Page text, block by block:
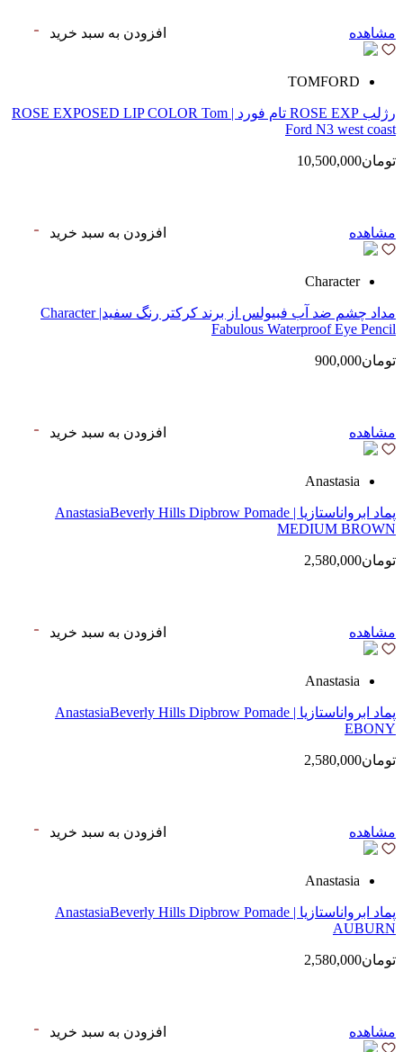
مشاهده افزودن به سبد خرید
TOMFORD
رژلب ROSE EXP تام فورد | ROSE EXPOSED LIP COLOR Tom
Ford N3 west coast
تومان10,500,000
مشاهده افزودن به سبد خرید
Character
مداد چشم ضد آب فبیولس از برند کرکتر رنگ سفید| Character
Fabulous Waterproof Eye Pencil
تومان900,000
مشاهده افزودن به سبد خرید
Anastasia
پماد ابرواناستازیا | AnastasiaBeverly Hills Dipbrow Pomade
MEDIUM BROWN
تومان2,580,000
مشاهده افزودن به سبد خرید
Anastasia
پماد ابرواناستازیا | AnastasiaBeverly Hills Dipbrow Pomade
EBONY
تومان2,580,000
مشاهده افزودن به سبد خرید
Anastasia
پماد ابرواناستازیا | AnastasiaBeverly Hills Dipbrow Pomade
AUBURN
تومان2,580,000
مشاهده افزودن به سبد خرید